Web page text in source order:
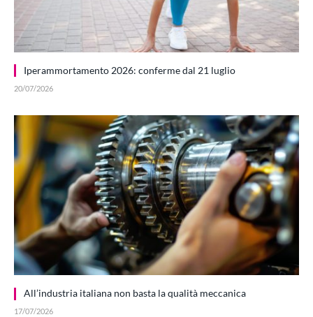
Iperammortamento 2026: conferme dal 21 luglio
20/07/2026
All’industria italiana non basta la qualità meccanica
17/07/2026